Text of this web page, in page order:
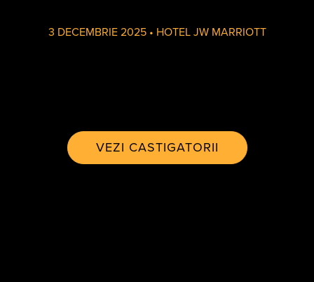
3 DECEMBRIE 2025• HOTEL JW MARRIOTT
VEZI CASTIGATORII